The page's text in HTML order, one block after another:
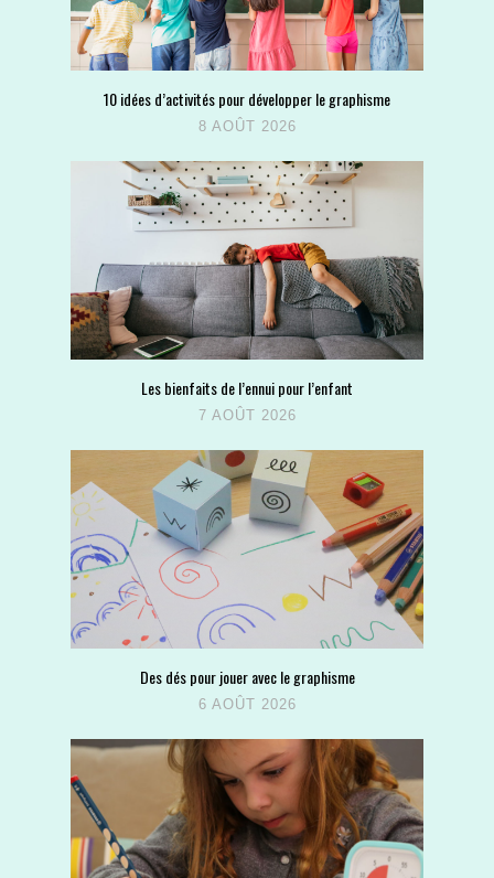
10 idées d’activités pour développer le graphisme
8 AOÛT 2026
Les bienfaits de l’ennui pour l’enfant
7 AOÛT 2026
Des dés pour jouer avec le graphisme
6 AOÛT 2026